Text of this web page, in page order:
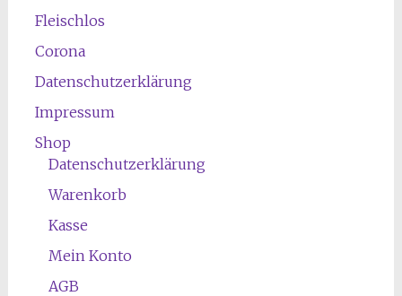
Fleischlos
Corona
Datenschutzerklärung
Impressum
Shop
Datenschutzerklärung
Warenkorb
Kasse
Mein Konto
AGB